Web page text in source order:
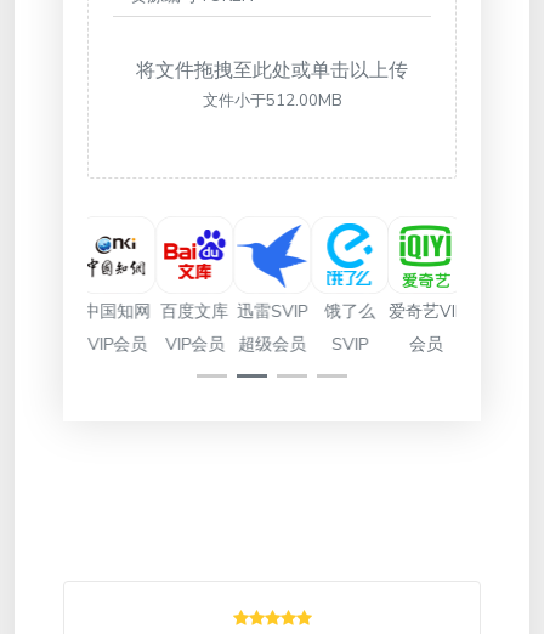
将文件拖拽至此处或单击以上传
文件小于512.00MB
中国知网
VIP会员
百度文库
VIP会员
迅雷SVIP
超级会员
饿了么
SVIP
爱奇艺VIP
会员